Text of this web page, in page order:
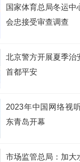
国家体育总局冬运中
会忠接受审查调查
北京警方开展夏季治
首都平安
2023年中国网络视
东青岛开幕
市场监管总局：加大